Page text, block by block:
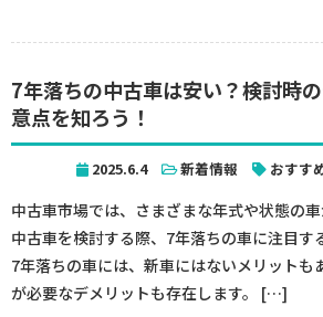
7年落ちの中古車は安い？検討時
意点を知ろう！
2025.6.4 新着情報 おすす
中古車市場では、さまざまな年式や状態の車
中古車を検討する際、7年落ちの車に注目す
7年落ちの車には、新車にはないメリットも
が必要なデメリットも存在します。 […]